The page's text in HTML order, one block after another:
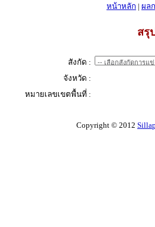
หน้าหลัก | ผล
สรุ
สังกัด :
จังหวัด :
หมายเลขเขตพื้นที่ :
Copyright © 2012